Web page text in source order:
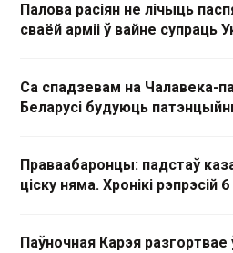
Палова расіян не лічыць
сваёй арміі ў вайне супраць
Са спадзевам на Чалавека-
Беларусі будуюць
Праваабаронцы: падстаў
ціску няма. Хронікі рэпрэсій
Паўночная Карэя